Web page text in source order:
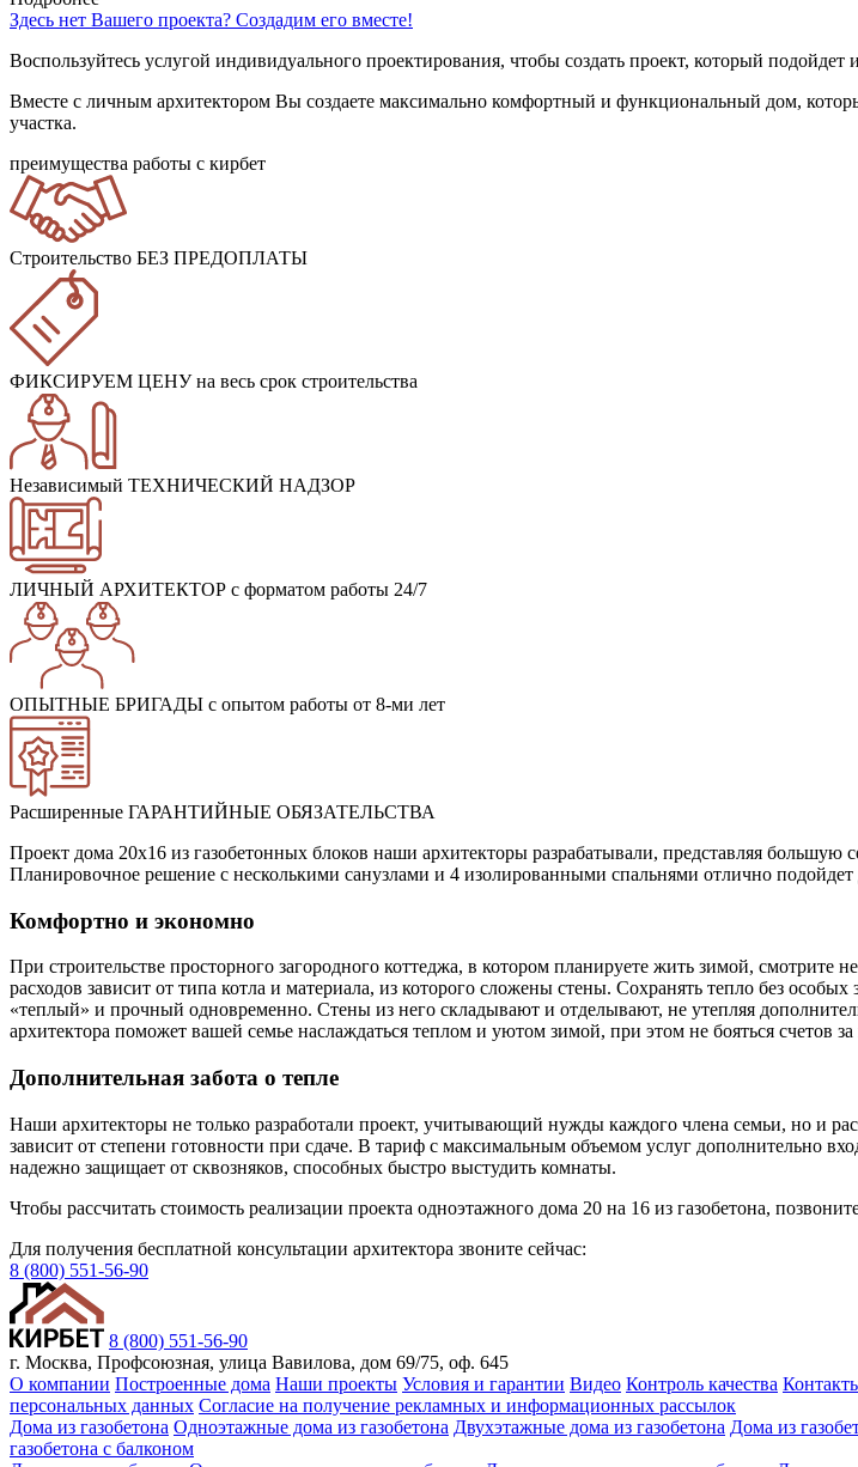
Здесь нет Вашего проекта? Создадим его вместе!
Воспользуйтесь услугой индивидуального проектирования, чтобы создать проект, который
Вместе с личным архитектором Вы создаете максимально комфортный и функциональный дом,
участка.
преимущества работы с кирбет
Строительство БЕЗ ПРЕДОПЛАТЫ
ФИКСИРУЕМ ЦЕНУна весь срок строительства
Независимый ТЕХНИЧЕСКИЙ НАДЗОР
ЛИЧНЫЙ АРХИТЕКТОР с форматом работы 24/7
ОПЫТНЫЕ БРИГАДЫ с опытом работы от 8-ми лет
Расширенные ГАРАНТИЙНЫЕ ОБЯЗАТЕЛЬСТВА
Проект дома 20х16 из газобетонных блоков наши архитекторы разрабатывали, представляя
Планировочное решение с несколькими санузлами и 4 изолированными спальнями отлично
Комфортно и экономно
При строительстве просторного загородного коттеджа, в котором планируете жить зимой,
расходов зависит от типа котла и материала, из которого сложены стены. Сохранять тепло без
«теплый» и прочный одновременно. Стены из него складывают и отделывают, не утепляя
архитектора поможет вашей семье наслаждаться теплом и уютом зимой, при этом не бояться счетов за
Дополнительная забота о тепле
Наши архитекторы не только разработали проект, учитывающий нужды каждого члена семьи, но и
зависит от степени готовности при сдаче. В тариф с максимальным объемом услуг дополнительно
надежно защищает от сквозняков, способных быстро выстудить комнаты.
Чтобы рассчитать стоимость реализации проекта одноэтажного дома 20 на 16 из газобетона,
Для получения бесплатной консультации архитектора звоните сейчас:
8 (800) 551-56-90
8 (800) 551-56-90
г. Москва, Профсоюзная, улица Вавилова, дом 69/75, оф. 645
О компании Построенные дома Наши проекты Условия и гарантии Видео Контроль качества
персональных данных Согласие на получение рекламных и информационных рассылок
Дома из газобетона Одноэтажные дома из газобетона Двухэтажные дома из газобетона Дома из
газобетона с балконом